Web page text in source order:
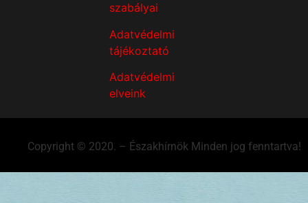
szabályai
Adatvédelmi
tájékoztató
Adatvédelmi
elveink
Copyright © 2020. – Északhírnök Minden jog fenntartva!